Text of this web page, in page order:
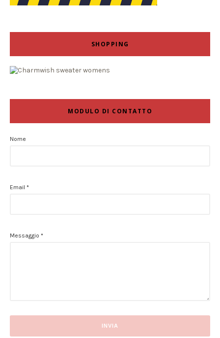
SHOPPING
MODULO DI CONTATTO
Nome
Email *
Messaggio *